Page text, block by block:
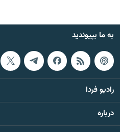
به ما بپیوندید
رادیو فردا
درباره